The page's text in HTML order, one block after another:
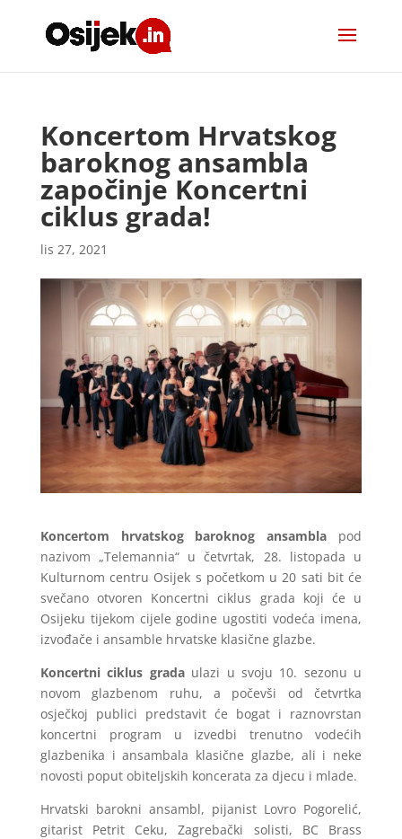
Koncertom Hrvatskog
baroknog ansambla
započinje Koncertni
ciklus grada!
lis 27, 2021
Koncertom hrvatskog baroknog ansambla pod
nazivom „Telemannia“ u četvrtak, 28. listopada u
Kulturnom centru Osijek s početkom u 20 sati bit će
svečano otvoren Koncertni ciklus grada koji će u
Osijeku tijekom cijele godine ugostiti vodeća imena,
izvođače i ansamble hrvatske klasične glazbe.
Koncertni ciklus gradaulazi u svoju 10. sezonu u
novom glazbenom ruhu, a počevši od četvrtka
osječkoj publici predstavit će bogat i raznovrstan
koncertni program u izvedbi trenutno vodećih
glazbenika i ansambala klasične glazbe, ali i neke
novosti poput obiteljskih koncerata za djecu i mlade.
Hrvatski barokni ansambl, pijanist Lovro Pogorelić,
gitarist Petrit Ceku, Zagrebački solisti, BC Brass